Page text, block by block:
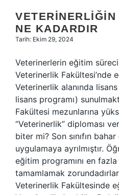
NE KADARDIR
Tarih: Ekim 29, 2024
Veterinerlerin eğitim
Veterinerlik Fakültesi’nde
Veterinerlik alanında
lisans programı)
Fakültesi mezunlarına
“Veterinerlik” diploması
biter mi? Son sınıfın
uygulamaya ayrılmıştır.
eğitim programını en
tamamlamak
Veterinerlik Fakültesinde